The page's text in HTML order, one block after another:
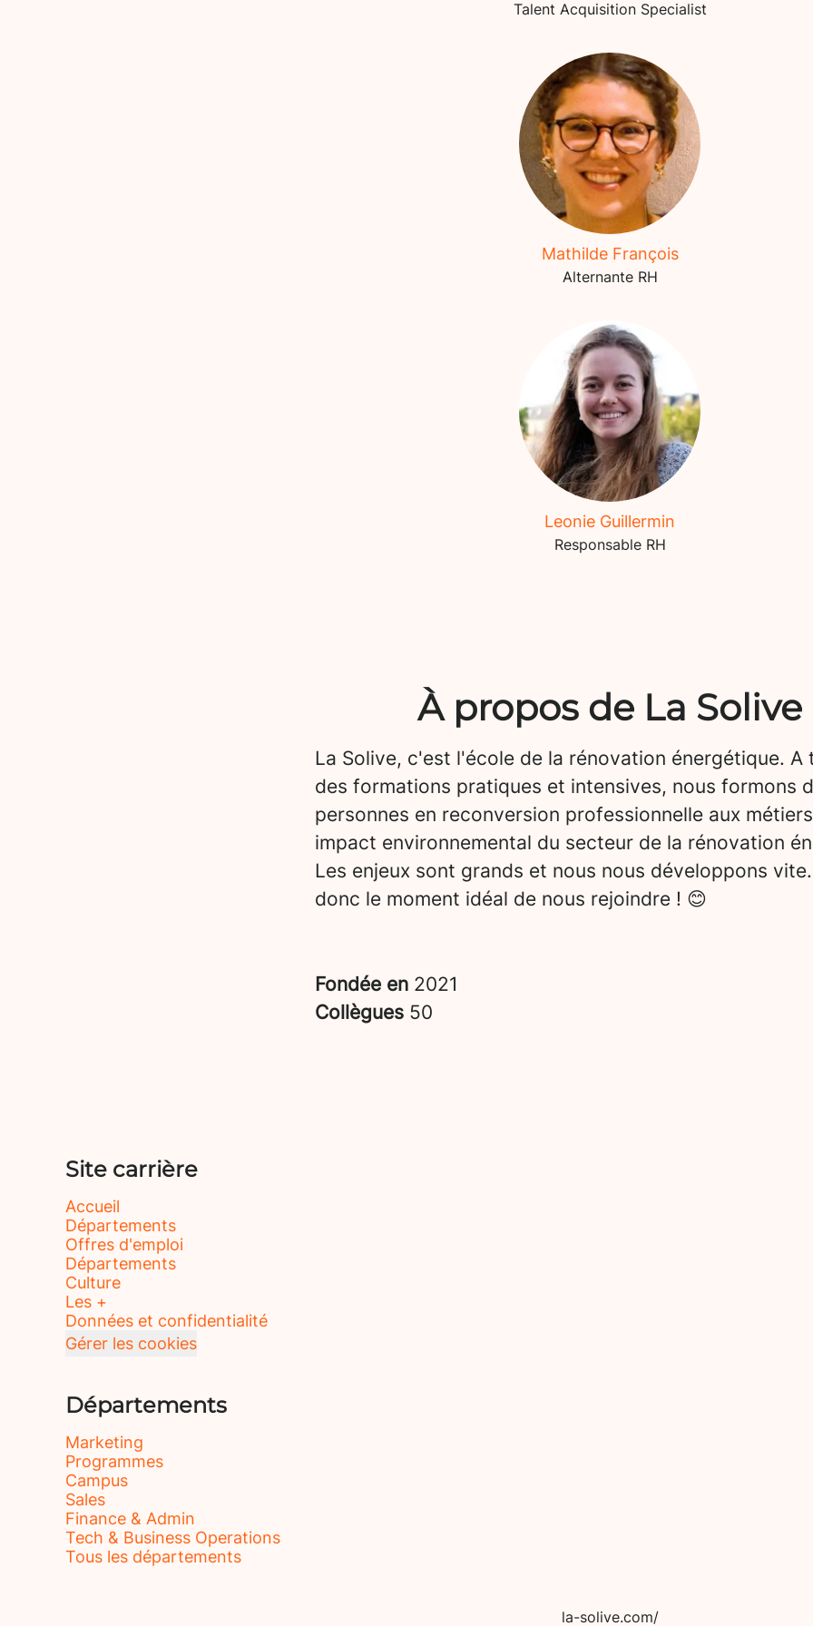
Talent Acquisition Specialist
Mathilde François
Alternante RH
Leonie Guillermin
Responsable RH
À propos de La Solive
La Solive, c'est l'école de la rénovation énergétique. A
des formations pratiques et intensives, nous formons
personnes en reconversion professionnelle aux
impact environnemental du secteur de la rénovation
Les enjeux sont grands et nous nous développons
donc le moment idéal de nous rejoindre ! 😊
Fondée en 2021
Collègues 50
Site carrière
Accueil
Départements
Offres d'emploi
Départements
Culture
Les +
Données et confidentialité
Gérer les cookies
Départements
Marketing
Programmes
Campus
Sales
Finance & Admin
Tech & Business Operations
Tous les départements
la-solive.com/